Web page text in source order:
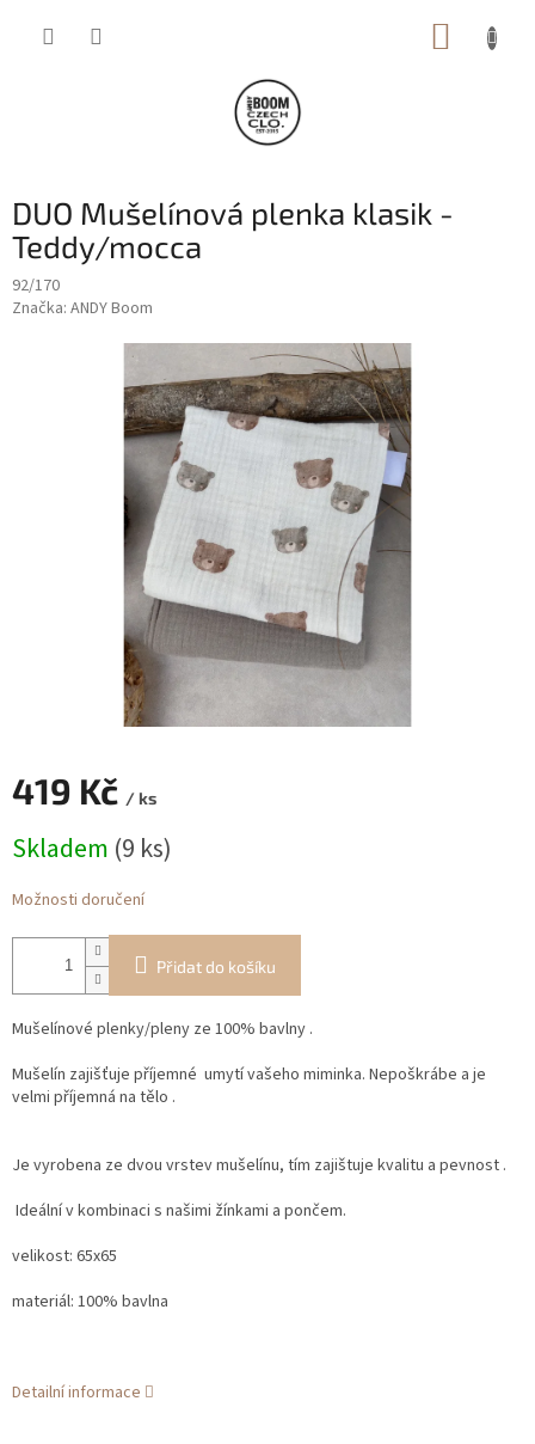
DUO Mušelínová plenka klasik -
Teddy/mocca
92/170
Značka: ANDY Boom
419 Kč / ks
cena:
Skladem (9 ks)
Možnosti doručení
Přidat do košíku
Mušelínové plenky/pleny ze 100% bavlny .
Mušelín zajišťuje příjemné umytí vašeho miminka. Nepoškrábe a je
velmi příjemná na tělo .
Je vyrobena ze dvou vrstev mušelínu, tím zajištuje kvalitu a pevnost .
Ideální v kombinaci s našimi žínkami a pončem.
velikost: 65x65
materiál: 100% bavlna
Detailní informace